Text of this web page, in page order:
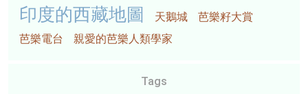
印度的西藏地圖 天鵝城
芭樂籽大賞
芭樂電台
親愛的芭樂人類學家
Tags